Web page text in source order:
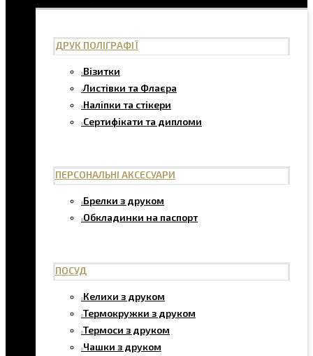
ДРУК ПОЛІГРАФІЇ
Візитки
Листівки та Флаєра
Наліпки та стікери
Сертифікати та дипломи
ПЕРСОНАЛЬНІ АКСЕСУАРИ
Брелки з друком
Обкладинки на паспорт
ПОСУД
Келихи з друком
Термокружки з друком
Термоси з друком
Чашки з друком